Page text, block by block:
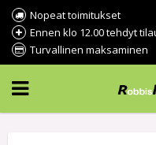
Nopeat toimitukset
Ennen klo 12.00 tehdyt
Turvallinen maksaminen